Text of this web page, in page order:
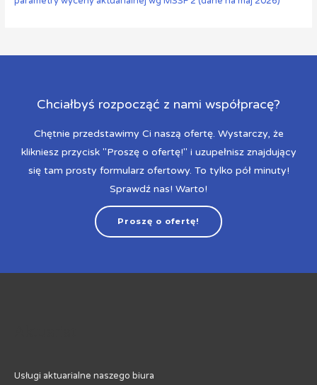
Chciałbyś rozpocząć z nami współpracę?
Chętnie przedstawimy Ci naszą ofertę. Wystarczy, że
klikniesz przycisk "Proszę o ofertę!" i uzupełnisz znajdujący
się tam prosty formularz ofertowy. To tylko pół minuty!
Sprawdź nas! Warto!
Proszę o ofertę!
Usługi aktuarialne naszego biura